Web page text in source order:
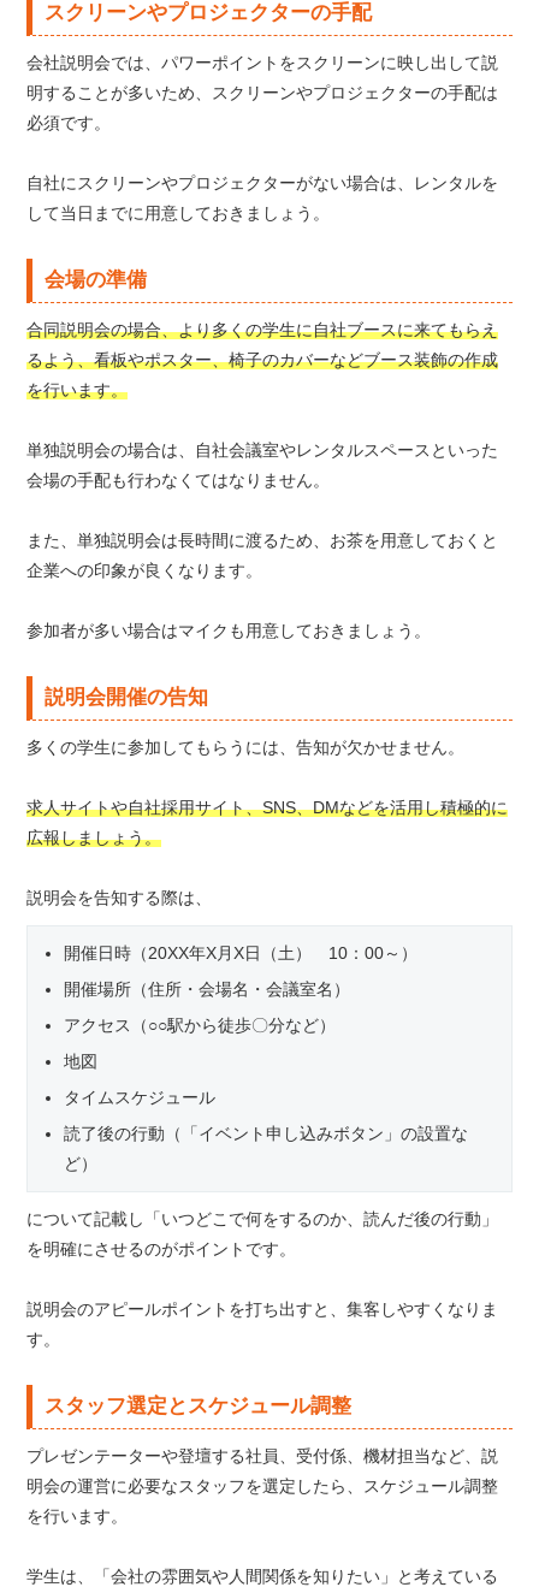
スクリーンやプロジェクターの手配
会社説明会では、パワーポイントをスクリーンに映し出して説
明することが多いため、スクリーンやプロジェクターの手配は
必須です。
自社にスクリーンやプロジェクターがない場合は、レンタルを
して当日までに用意しておきましょう。
会場の準備
合同説明会の場合、より多くの学生に自社ブースに来てもらえ
るよう、看板やポスター、椅子のカバーなどブース装飾の作成
を行います。
単独説明会の場合は、自社会議室やレンタルスペースといった
会場の手配も行わなくてはなりません。
また、単独説明会は長時間に渡るため、お茶を用意しておくと
企業への印象が良くなります。
参加者が多い場合はマイクも用意しておきましょう。
説明会開催の告知
多くの学生に参加してもらうには、告知が欠かせません。
求人サイトや自社採用サイト、SNS、DMなどを活用し積極的に
広報しましょう。
説明会を告知する際は、
開催日時（20XX年X月X日（土） 10：00～）
開催場所（住所・会場名・会議室名）
アクセス（○○駅から徒歩〇分など）
地図
タイムスケジュール
読了後の行動（「イベント申し込みボタン」の設置な
ど）
について記載し「いつどこで何をするのか、読んだ後の行動」
を明確にさせるのがポイントです。
説明会のアピールポイントを打ち出すと、集客しやすくなりま
す。
スタッフ選定とスケジュール調整
プレゼンテーターや登壇する社員、受付係、機材担当など、説
明会の運営に必要なスタッフを選定したら、スケジュール調整
を行います。
学生は、「会社の雰囲気や人間関係を知りたい」と考えている